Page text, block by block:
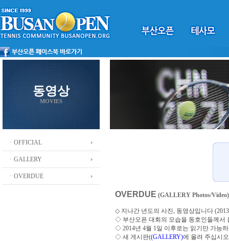
동영상
MOVIES
ㆍOFFICIAL
ㆍGALLERY
ㆍOVERDUE
OVERDUE (GALLERY Photos/Video)
◇ 지나간 년도의 사진, 동영상입니다
◇ 부산오픈 대회의 모습을 동호인들께서
◇ 2014년 4월 1일 이후로는 읽기만 가능
◇ 새 게시판((GALLERY)에 올려 주십시오